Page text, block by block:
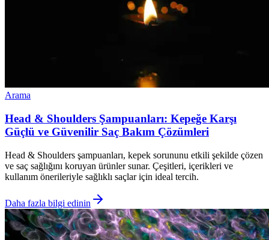
Arama
Head & Shoulders Şampuanları: Kepeğe Karşı
Güçlü ve Güvenilir Saç Bakım Çözümleri
Head & Shoulders şampuanları, kepek sorununu etkili şekilde çözen
ve saç sağlığını koruyan ürünler sunar. Çeşitleri, içerikleri ve
kullanım önerileriyle sağlıklı saçlar için ideal tercih.
Daha fazla bilgi edinin